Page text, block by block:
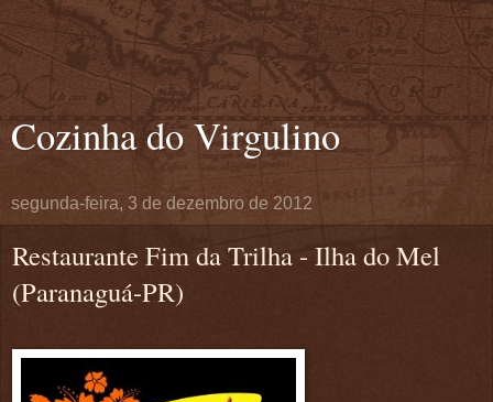
Cozinha do Virgulino
segunda-feira, 3 de dezembro de 2012
Restaurante Fim da Trilha - Ilha do Mel
(Paranaguá-PR)